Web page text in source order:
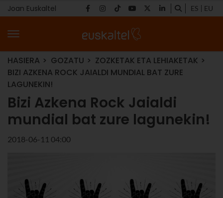
Joan Euskaltel ES EU
HASIERA GOZATU
ZOZKETAK ETA LEHIAKETAK
BIZI AZKENA ROCK JAIALDI MUNDIAL BAT ZURE
LAGUNEKIN!
Bizi Azkena Rock Jaialdi
mundial bat zure lagunekin!
2018-06-11 04:00